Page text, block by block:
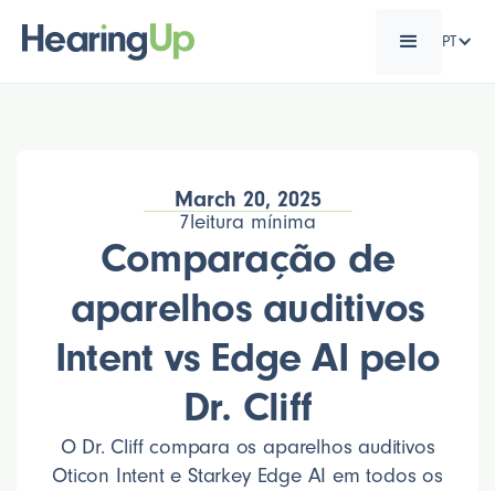
PT
March 20, 2025
7 leitura mínima
Comparação de
aparelhos auditivos
Intent vs Edge AI pelo
Dr. Cliff
O Dr. Cliff compara os aparelhos auditivos
Oticon Intent e Starkey Edge AI em todos os